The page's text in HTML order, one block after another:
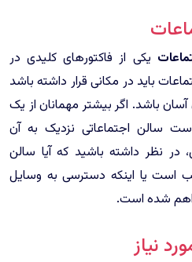
یکی از فاکتورهای کلیدی در
باید در مکانی قرار داشته باشد
باشد. اگر بیشتر مهمانان از یک
سالن اجتماعاتی نزدیک به آن
در نظر داشته باشید که آیا سالن
است یا اینکه دسترسی به وسایل
شده است.
نیاز